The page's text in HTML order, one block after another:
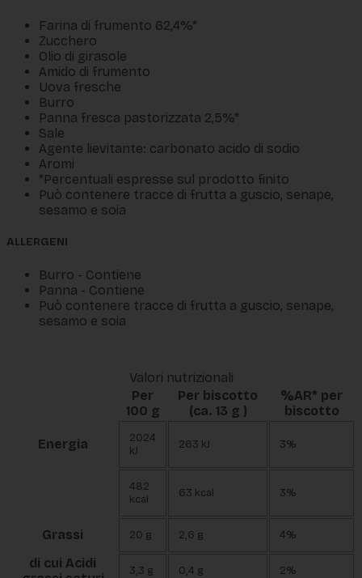
Farina di frumento 62,4%*
Zucchero
Olio di girasole
Amido di frumento
Uova fresche
Burro
Panna fresca pastorizzata 2,5%*
Sale
Agente lievitante: carbonato acido di sodio
Aromi
*Percentuali espresse sul prodotto finito
Può contenere tracce di frutta a guscio, senape,
sesamo e soia
ALLERGENI
Burro - Contiene
Panna - Contiene
Può contenere tracce di frutta a guscio, senape,
sesamo e soia
Valori nutrizionali
Per
100 g
Per biscotto
(ca. 13 g )
%AR* per
biscotto
Energia
2024
kJ
263 kJ 3%
482
kcal
63 kcal 3%
Grassi 20 g 2,6 g 4%
di cui Acidi
3,3 g 0,4 g 2%